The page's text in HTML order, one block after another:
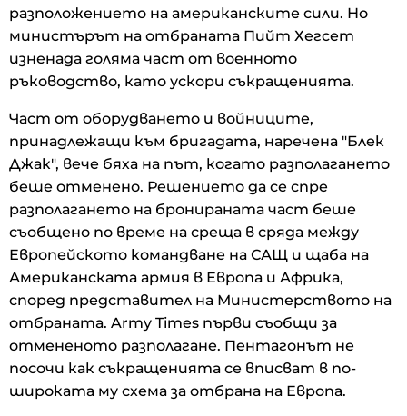
разположението на американските сили. Но
министърът на отбраната Пийт Хегсет
изненада голяма част от военното
ръководство, като ускори съкращенията.
Част от оборудването и войниците,
принадлежащи към бригадата, наречена "Блек
Джак", вече бяха на път, когато разполагането
беше отменено. Решението да се спре
разполагането на бронираната част беше
съобщено по време на среща в сряда между
Европейското командване на САЩ и щаба на
Американската армия в Европа и Африка,
според представител на Министерството на
отбраната. Army Times първи съобщи за
отмененото разполагане. Пентагонът не
посочи как съкращенията се вписват в по-
широката му схема за отбрана на Европа.